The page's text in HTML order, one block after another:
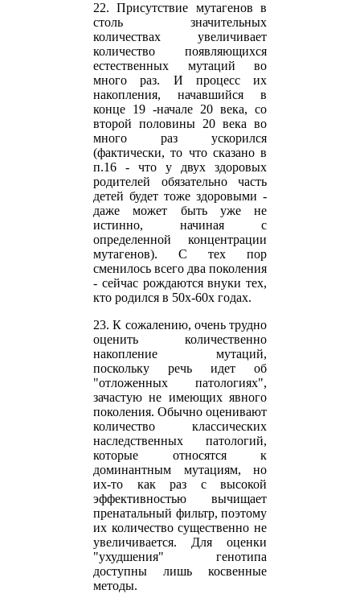
22. Присутствие мутагенов в
столь значительных
количествах увеличивает
количество появляющихся
естественных мутаций во
много раз. И процесс их
накопления, начавшийся в
конце 19 -начале 20 века, со
второй половины 20 века во
много раз ускорился
(фактически, то что сказано в
п.16 - что у двух здоровых
родителей обязательно часть
детей будет тоже здоровыми -
даже может быть уже не
истинно, начиная с
определенной концентрации
мутагенов). С тех пор
сменилось всего два поколения
- сейчас рождаются внуки тех,
кто родился в 50х-60х годах.
23. К сожалению, очень трудно
оценить количественно
накопление мутаций,
поскольку речь идет об
"отложенных патологиях",
зачастую не имеющих явного
поколения. Обычно оценивают
количество классических
наследственных патологий,
которые относятся к
доминантным мутациям, но
их-то как раз с высокой
эффективностью вычищает
пренатальный фильтр, поэтому
их количество существенно не
увеличивается. Для оценки
"ухудшения" генотипа
доступны лишь косвенные
методы.